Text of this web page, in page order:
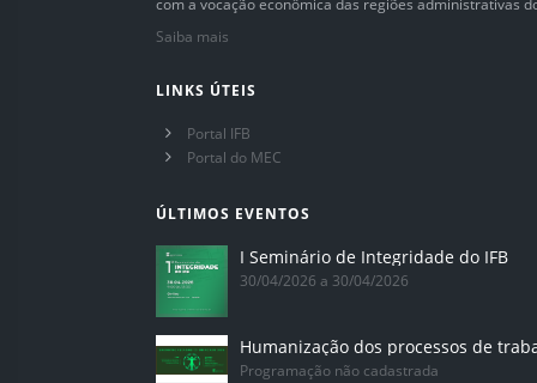
com a vocação econômica das regiões administrativas
Saiba mais
LINKS ÚTEIS
Portal IFB
Portal do MEC
ÚLTIMOS EVENTOS
I Seminário de Integridade do IFB
30/04/2026 a 30/04/2026
Humanização dos processos de
Programação não cadastrada